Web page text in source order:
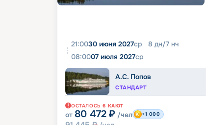
21:0030 июня 2027ср 8 дн/7 нч
08:0007 июля 2027ср
А.С. Попов
СТАНДАРТ
ОСТАЛОСЬ 6 КАЮТ
от 80 472 ₽ /чел +1 000